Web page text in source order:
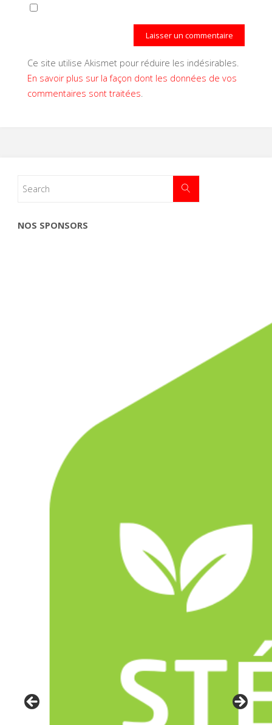
Ce site utilise Akismet pour réduire les indésirables.
En savoir plus sur la façon dont les données de vos
commentaires sont traitées
NOS SPONSORS